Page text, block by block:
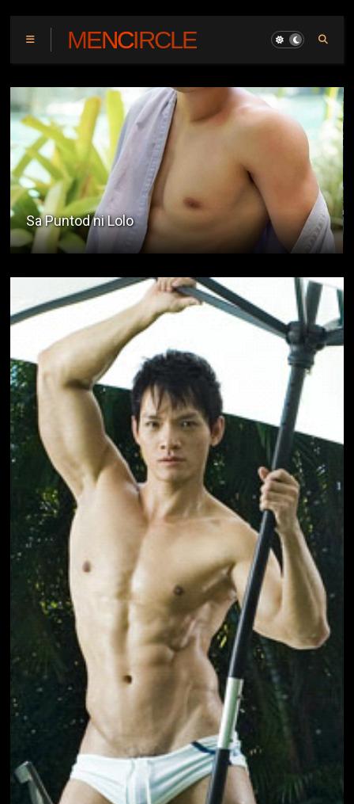
MENCIRCLE
Ang Gwapo Kong Insan